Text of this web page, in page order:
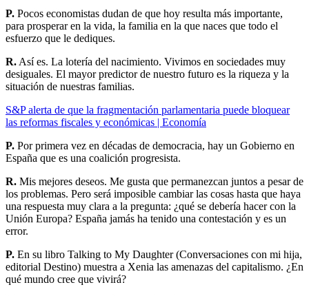
P. Pocos economistas dudan de que hoy resulta más importante,
para prosperar en la vida, la familia en la que naces que todo el
esfuerzo que le dediques.
R. Así es. La lotería del nacimiento. Vivimos en sociedades muy
desiguales. El mayor predictor de nuestro futuro es la riqueza y la
situación de nuestras familias.
S&P alerta de que la fragmentación parlamentaria puede bloquear
las reformas fiscales y económicas | Economía
P. Por primera vez en décadas de democracia, hay un Gobierno en
España que es una coalición progresista.
R. Mis mejores deseos. Me gusta que permanezcan juntos a pesar de
los problemas. Pero será imposible cambiar las cosas hasta que haya
una respuesta muy clara a la pregunta: ¿qué se debería hacer con la
Unión Europa? España jamás ha tenido una contestación y es un
error.
P. En su libro Talking to My Daughter (Conversaciones con mi hija,
editorial Destino) muestra a Xenia las amenazas del capitalismo. ¿En
qué mundo cree que vivirá?